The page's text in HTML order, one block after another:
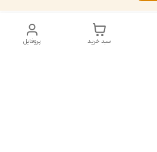
پروفایل سبد خرید